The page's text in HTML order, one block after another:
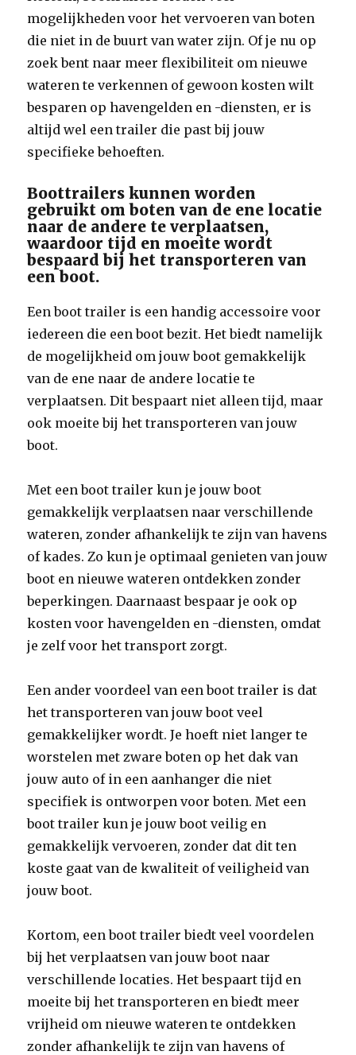
mogelijkheden voor het vervoeren van boten
die niet in de buurt van water zijn. Of je nu op
zoek bent naar meer flexibiliteit om nieuwe
wateren te verkennen of gewoon kosten wilt
besparen op havengelden en -diensten, er is
altijd wel een trailer die past bij jouw
specifieke behoeften.
Boottrailers kunnen worden
gebruikt om boten van de ene locatie
naar de andere te verplaatsen,
waardoor tijd en moeite wordt
bespaard bij het transporteren van
een boot.
Een boot trailer is een handig accessoire voor
iedereen die een boot bezit. Het biedt namelijk
de mogelijkheid om jouw boot gemakkelijk
van de ene naar de andere locatie te
verplaatsen. Dit bespaart niet alleen tijd, maar
ook moeite bij het transporteren van jouw
boot.
Met een boot trailer kun je jouw boot
gemakkelijk verplaatsen naar verschillende
wateren, zonder afhankelijk te zijn van havens
of kades. Zo kun je optimaal genieten van jouw
boot en nieuwe wateren ontdekken zonder
beperkingen. Daarnaast bespaar je ook op
kosten voor havengelden en -diensten, omdat
je zelf voor het transport zorgt.
Een ander voordeel van een boot trailer is dat
het transporteren van jouw boot veel
gemakkelijker wordt. Je hoeft niet langer te
worstelen met zware boten op het dak van
jouw auto of in een aanhanger die niet
specifiek is ontworpen voor boten. Met een
boot trailer kun je jouw boot veilig en
gemakkelijk vervoeren, zonder dat dit ten
koste gaat van de kwaliteit of veiligheid van
jouw boot.
Kortom, een boot trailer biedt veel voordelen
bij het verplaatsen van jouw boot naar
verschillende locaties. Het bespaart tijd en
moeite bij het transporteren en biedt meer
vrijheid om nieuwe wateren te ontdekken
zonder afhankelijk te zijn van havens of